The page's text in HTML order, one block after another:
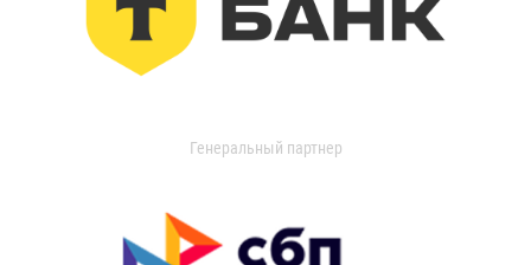
Генеральный партнер